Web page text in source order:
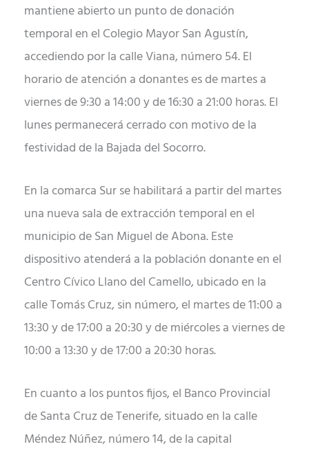
mantiene abierto un punto de donación
temporal en el Colegio Mayor San Agustín,
accediendo por la calle Viana, número 54. El
horario de atención a donantes es de martes a
viernes de 9:30 a 14:00 y de 16:30 a 21:00 horas. El
lunes permanecerá cerrado con motivo de la
festividad de la Bajada del Socorro.
En la comarca Sur se habilitará a partir del martes
una nueva sala de extracción temporal en el
municipio de San Miguel de Abona. Este
dispositivo atenderá a la población donante en el
Centro Cívico Llano del Camello, ubicado en la
calle Tomás Cruz, sin número, el martes de 11:00 a
13:30 y de 17:00 a 20:30 y de miércoles a viernes de
10:00 a 13:30 y de 17:00 a 20:30 horas.
En cuanto a los puntos fijos, el Banco Provincial
de Santa Cruz de Tenerife, situado en la calle
Méndez Núñez, número 14, de la capital